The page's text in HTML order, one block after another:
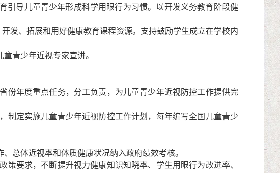
导儿童青少年形成科学用眼行为习惯。以开发义务教育阶段健
、拓展和用好健康教育课程资源。支持鼓励学生成立在学校内
青少年近视专家宣讲。
年度重点任务，分工负责，为儿童青少年近视防控工作提供完
定实施儿童青少年近视防控工作计划，每年编写全国儿童青少
体近视率和体质健康状况纳入政府绩效考核。
要求，不断提升视力健康知识知晓率、学生用眼行为改进率、